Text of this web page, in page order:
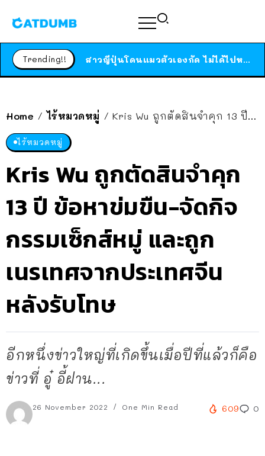
Trending!! ได้เวลาเด็กหนวดรวมตัว RF Online Next เปิดให้เล่นแล้ว เกม Sci-Fi MMORPG ระดับตำนาน เล่นได้ทั้งมือถือและ PC
สาวญี่ปุ่นโดนแมวตัวเองกัด ไม่ได้ไปหาหมอตั้งแต่เนิ่นๆ สุดท้ายขาบวม กลายเป็นโรคเนื้อเน่า เตือนทาสแมวทั้งหลายให้ระวัง
Home / ไร้หมวดหมู่ / Kris Wu ถูกตัดสินจำคุก 13 ปี ข้อหาข่มขืน-จัดกิจกรรมเซ็กส์หมู่ และถูกเนรเทศจากประเทศจีนหลังรับโทษ
ไร้หมวดหมู่
Kris Wu ถูกตัดสินจำคุก
13 ปี ข้อหาข่มขืน-จัดกิจ
กรรมเซ็กส์หมู่ และถูก
เนรเทศจากประเทศจีน
หลังรับโทษ
อีกหนึ่งข่าวใหญ่ที่เกิดขึ้นเมื่อปีที่แล้วก็คือ
ข่าวที่ อู๋ อี้ฝาน...
26 November 2022 One Min Read 609 0